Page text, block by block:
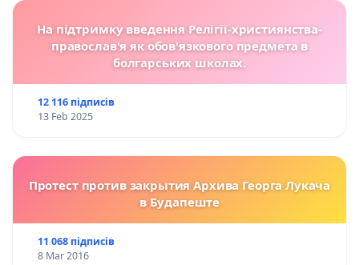
На підтримку введення Релігії-християнства-
православ'я як обов'язкового предмета в
болгарських школах.
12 116 підписів
13 Feb 2025
Протест против закрытия Архива Георга Лукача
в Будапеште
11 068 підписів
8 Mar 2016